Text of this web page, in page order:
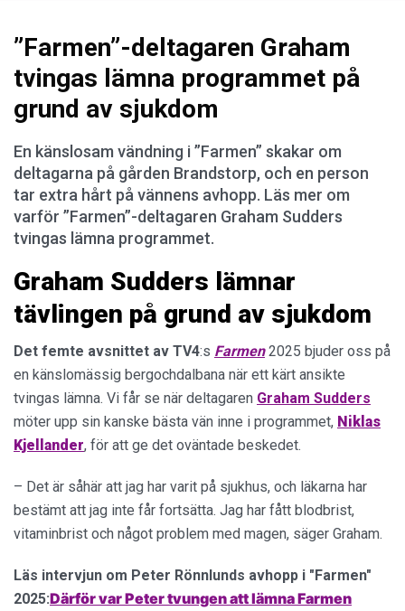
”Farmen”-deltagaren Graham
tvingas lämna programmet på
grund av sjukdom
En känslosam vändning i ”Farmen” skakar om
deltagarna på gården Brandstorp, och en person
tar extra hårt på vännens avhopp. Läs mer om
varför ”Farmen”-deltagaren Graham Sudders
tvingas lämna programmet.
Graham Sudders lämnar
tävlingen på grund av sjukdom
Det femte avsnittet av TV4:s Farmen2025 bjuder oss på
en känslomässig bergochdalbana när ett kärt ansikte
tvingas lämna. Vi får se när deltagaren Graham Sudders
möter upp sin kanske bästa vän inne i programmet, Niklas
Kjellander, för att ge det oväntade beskedet.
– Det är såhär att jag har varit på sjukhus, och läkarna har
bestämt att jag inte får fortsätta. Jag har fått blodbrist,
vitaminbrist och något problem med magen, säger Graham.
Läs intervjun om Peter Rönnlunds avhopp i "Farmen"
2025:Därför var Peter tvungen att lämna Farmen